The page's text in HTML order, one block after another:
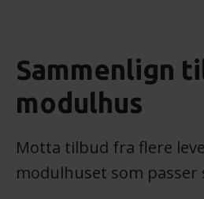
Sammenlign
modulhus
Motta tilbud fra flere
modulhuset som passer